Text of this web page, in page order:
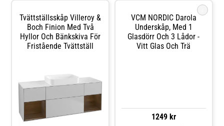
justerbara upphängningsbeslag.
Tvättställsskåp Villeroy &
Boch Finion Med Två
Hyllor Och Bänkskiva För
Fristående Tvättställ
VCM NORDIC Darola
Underskåp, Med 1
Glasdörr Och 3 Lådor -
Vitt Glas Och Trä
1249 kr